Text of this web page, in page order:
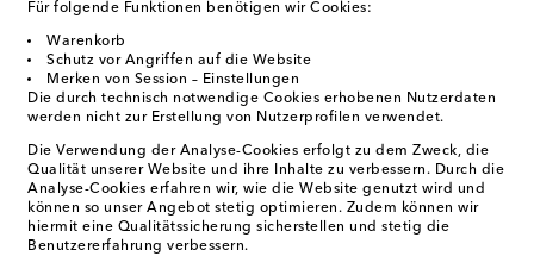
Für folgende Funktionen benötigen wir Cookies:
Warenkorb
Schutz vor Angriffen auf die Website
Merken von Session – Einstellungen
Die durch technisch notwendige Cookies erhobenen Nutzerdaten
werden nicht zur Erstellung von Nutzerprofilen verwendet.
Die Verwendung der Analyse-Cookies erfolgt zu dem Zweck, die
Qualität unserer Website und ihre Inhalte zu verbessern. Durch die
Analyse-Cookies erfahren wir, wie die Website genutzt wird und
können so unser Angebot stetig optimieren. Zudem können wir
hiermit eine Qualitätssicherung sicherstellen und stetig die
Benutzererfahrung verbessern.